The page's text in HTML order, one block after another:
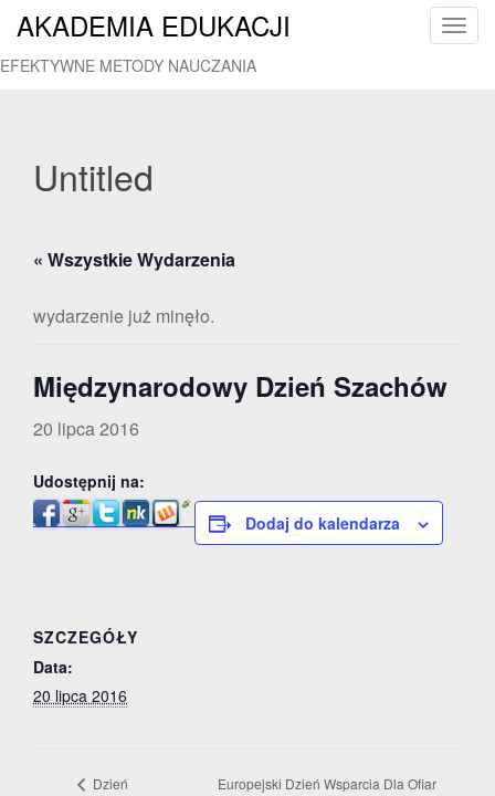
T
AKADEMIA EDUKACJI
EFEKTYWNE METODY NAUCZANIA
Untitled
« Wszystkie Wydarzenia
wydarzenie już minęło.
Międzynarodowy Dzień Szachów
20 lipca 2016
Udostępnij na:
Dodaj do kalendarza
SZCZEGÓŁY
Data:
20 lipca 2016
Dzień
Europejski Dzień Wsparcia Dla Ofiar